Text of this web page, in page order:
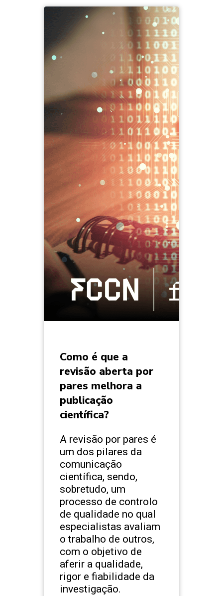
Como é que a
revisão aberta por
pares melhora a
publicação
científica?
A revisão por pares é
um dos pilares da
comunicação
científica, sendo,
sobretudo, um
processo de controlo
de qualidade no qual
especialistas avaliam
o trabalho de outros,
com o objetivo de
aferir a qualidade,
rigor e fiabilidade da
investigação.